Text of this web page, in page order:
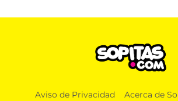
Aviso de Privacidad Acerca de